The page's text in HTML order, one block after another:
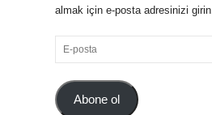
almak için e-posta adresinizi girin.
E-
posta
Abone ol